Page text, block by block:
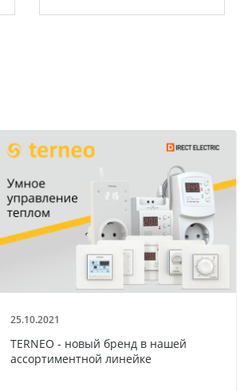
25.10.2021
TERNEO - новый бренд в нашей
ассортиментной линейке